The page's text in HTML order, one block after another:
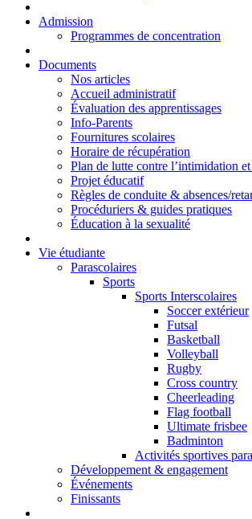
Admission
Programmes de concentration
Documents
Nos articles
Accueil administratif
Évaluation des apprentissages
Info-Parents
Fournitures scolaires
Horaire de récupération
Plan de lutte contre l’intimidation
Projet éducatif
Règles de conduite & absences/
Procéduriers & guides pratiques
Éducation à la sexualité
Vie étudiante
Parascolaires
Sports
Sports Interscolaires
Soccer extérieur
Futsal
Basketball
Volleyball
Rugby
Cross country
Cheerleading
Flag football
Ultimate frisbee
Badminton
Activités sportives
Développement & engagement
Événements
Finissants